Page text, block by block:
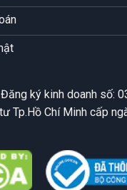
ký kinh doanh số:
Tp.Hồ Chí Minh cấp